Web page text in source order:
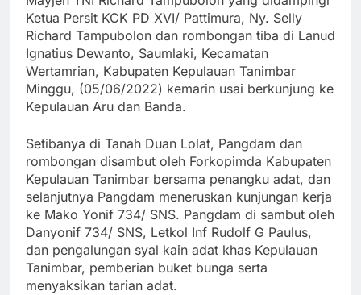
Ketua Persit KCK PD XVI/ Pattimura, Ny. Selly
Richard Tampubolon dan rombongan tiba di Lanud
Ignatius Dewanto, Saumlaki, Kecamatan
Wertamrian, Kabupaten Kepulauan Tanimbar
Minggu, (05/06/2022) kemarin usai berkunjung ke
Kepulauan Aru dan Banda.
Setibanya di Tanah Duan Lolat, Pangdam dan
rombongan disambut oleh Forkopimda Kabupaten
Kepulauan Tanimbar bersama penangku adat, dan
selanjutnya Pangdam meneruskan kunjungan kerja
ke Mako Yonif 734/ SNS. Pangdam di sambut oleh
Danyonif 734/ SNS, Letkol Inf Rudolf G Paulus,
dan pengalungan syal kain adat khas Kepulauan
Tanimbar, pemberian buket bunga serta
menyaksikan tarian adat.